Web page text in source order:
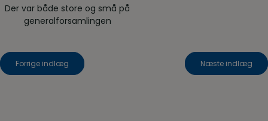
Der var både store og små på
generalforsamlingen
Indlægsnavigation
Forrige indlæg Næste indlæg